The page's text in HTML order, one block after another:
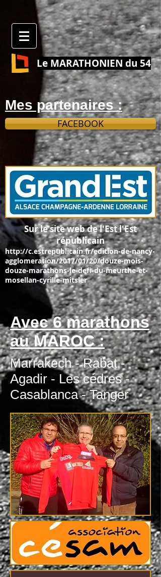
Le MARATHONIEN du 54
Mes partenaires :
FACEBOOK
Sur le site web de l'Est l'Est
républicain
http://c.estrepublicain.fr/edition-de-nancy-
agglomeration/2017/01/20/douze-mois-
douze-marathons-le-defi-du-meurthe-et-
mosellan-cyrille-mitsler
Avec 6 marathons
au MAROC :
Marrakech - Rabat -
Agadir - Les cédres -
Casablanca - Tanger